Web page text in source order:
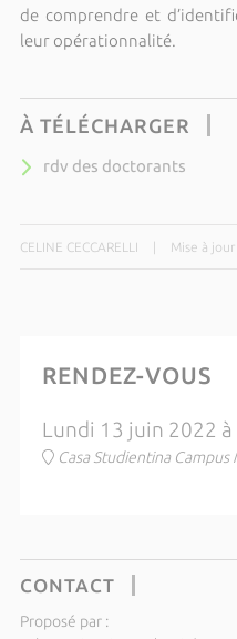
de comprendre et
leur opérationnalité.
À TÉLÉCHARGER
rdv des doctorants
CELINE CECCARELLI Mise à
RENDEZ-VOUS
Lundi 13 juin 2022
Casa Studientina
CONTACT
Proposé par :